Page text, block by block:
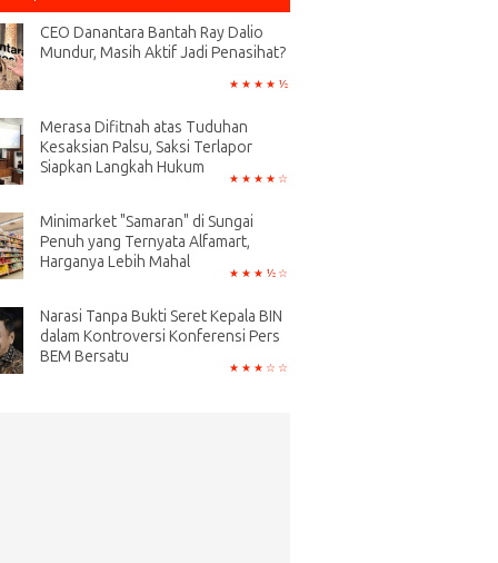
CEO Danantara Bantah Ray Dalio
Mundur, Masih Aktif Jadi Penasihat?
Merasa Difitnah atas Tuduhan
Kesaksian Palsu, Saksi Terlapor
Siapkan Langkah Hukum
Minimarket "Samaran" di Sungai
Penuh yang Ternyata Alfamart,
Harganya Lebih Mahal
Narasi Tanpa Bukti Seret Kepala BIN
dalam Kontroversi Konferensi Pers
BEM Bersatu